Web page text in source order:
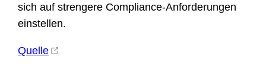
sich auf strengere Compliance-Anforderungen
einstellen.
Quelle